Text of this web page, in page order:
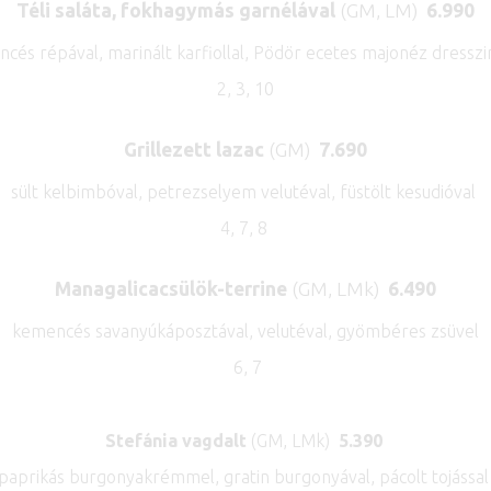
Téli saláta, fokhagymás garnélával (GM, LM) 6.990
répával, marinált karfiollal, Pödör ecetes majonéz
2, 3, 10
Grillezett lazac (GM) 7.690
sült kelbimbóval, petrezselyem velutéval, füstölt kesudióval
4, 7, 8
Managalicacsülök-terrine (GM, LMk) 6.490
kemencés savanyúkáposztával, velutéval, gyömbéres zsüvel
6, 7
Stefánia vagdalt (GM, LMk) 5.390
paprikás burgonyakrémmel, gratin burgonyával, pácolt tojással